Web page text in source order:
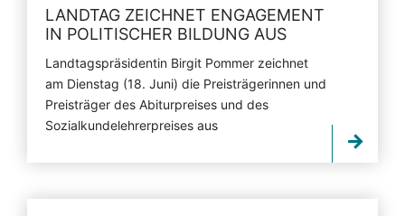
LANDTAG ZEICHNET ENGAGEMENT
IN POLITISCHER BILDUNG AUS
Landtagspräsidentin Birgit Pommer zeichnet
am Dienstag (18. Juni) die Preisträgerinnen und
Preisträger des Abiturpreises und des
Sozialkundelehrerpreises aus